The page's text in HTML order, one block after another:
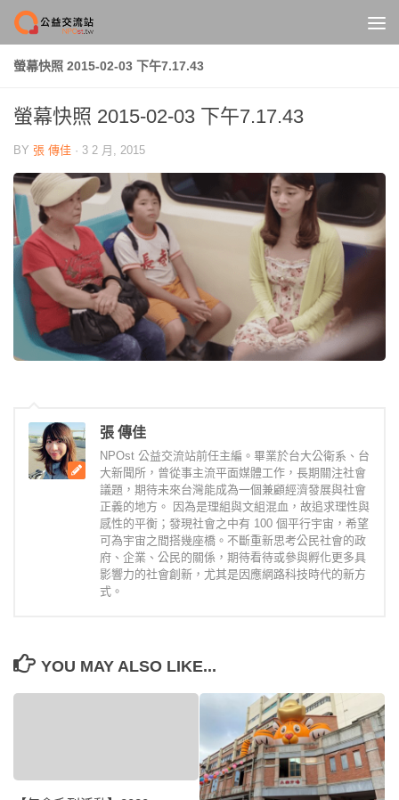
Skip to content
螢幕快照 2015-02-03 下午7.17.43
螢幕快照 2015-02-03 下午7.17.43
BY 張 傳佳 · 3 2 月, 2015
張 傳佳
NPOst 公益交流站前任主編。畢業於台大公衛系、台
大新聞所，曾從事主流平面媒體工作，長期關注社會
議題，期待未來台灣能成為一個兼顧經濟發展與社會
正義的地方。 因為是理組與文組混血，故追求理性與
感性的平衡；發現社會之中有 100 個平行宇宙，希望
可為宇宙之間搭幾座橋。不斷重新思考公民社會的政
府、企業、公民的關係，期待看待或參與孵化更多具
影響力的社會創新，尤其是因應網路科技時代的新方
式。
YOU MAY ALSO LIKE...